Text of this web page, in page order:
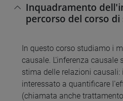
Inquadramento
percorso del corso
In questo corso studiamo i
causale. L'inferenza causale
stima delle relazioni causali:
interessato a quantificare
(chiamata anche